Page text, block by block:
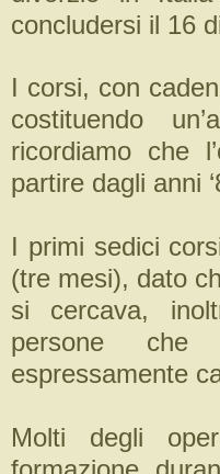
concludersi il 16
I corsi, con
costituendo
ricordiamo che
partire dagli anni
I primi sedici
(tre mesi), dato
si cercava,
persone che
espressamente
Molti degli